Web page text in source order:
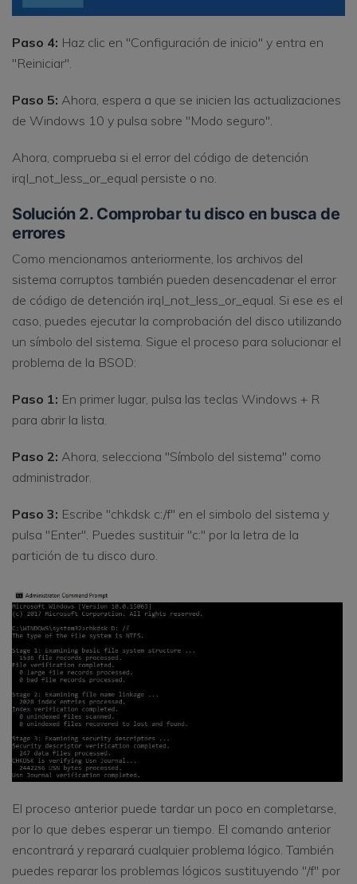
Paso 4: Haz clic en "Configuración de inicio" y entra en
"Reiniciar".
Paso 5: Ahora, espera a que se inicien las actualizaciones
de Windows 10 y pulsa sobre "Modo seguro".
Ahora, comprueba si el error del código de detención
irql_not_less_or_equal persiste o no.
Solución 2. Comprobar tu disco en busca de
errores
Como mencionamos anteriormente, los archivos del
sistema corruptos también pueden desencadenar el error
de código de detención irql_not_less_or_equal. Si ese es el
caso, puedes ejecutar la comprobación del disco utilizando
un símbolo del sistema. Sigue el proceso para solucionar el
problema de la BSOD:
Paso 1: En primer lugar, pulsa las teclas Windows + R
para abrir la lista.
Paso 2: Ahora, selecciona "Símbolo del sistema" como
administrador.
Paso 3: Escribe "chkdsk c:/f" en el simbolo del sistema y
pulsa "Enter". Puedes sustituir "c:" por la letra de la
partición de tu disco duro.
El proceso anterior puede tardar un poco en completarse,
por lo que debes esperar un tiempo. El comando anterior
encontrará y reparará cualquier problema lógico. También
puedes reparar los problemas lógicos sustituyendo "/f" por